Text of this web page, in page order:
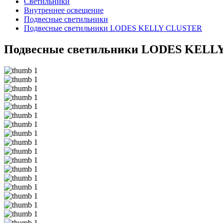
Внутреннее освещение
Подвесные светильники
Подвесные светильники LODES KELLY CLUSTER
Подвесные светильники LODES